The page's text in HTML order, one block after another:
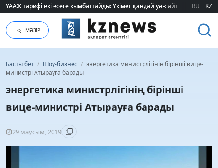
ҮААЖ тарифі екі есеге қымбаттайды: Үкімет қандай уәж айтады?
ҮААЖ тарифі екі есеге қымбаттайды: Үкімет қандай уәж айтады? RU KZ
МӘЗІР
Басты бет / Шоу-бизнес / энергетика министрлігінің бірінші вице-
министрі Атырауға барады
энергетика министрлігінің бірінші
вице-министрі Атырауға барады
29 маусым, 2019